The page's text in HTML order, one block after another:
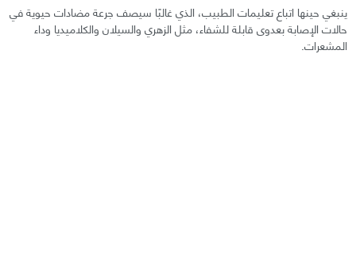
ينبغي حينها اتباع تعليمات الطبيب، الذي غالبًا سيصف جرعة مضادات حيوية في
حالات الإصابة بعدوى قابلة للشفاء، مثل الزهري والسيلان والكلاميديا وداء
المشعرات.